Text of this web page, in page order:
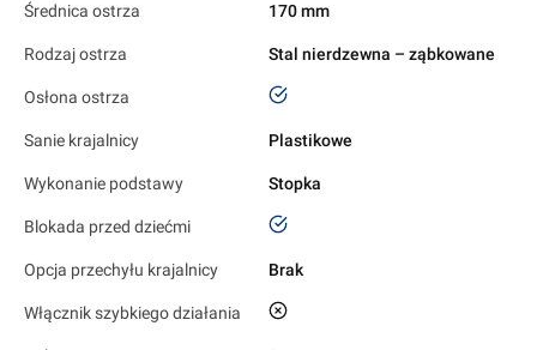
Średnica ostrza 170 mm
Rodzaj ostrza Stal nierdzewna – ząbkowane
Osłona ostrza tak
Sanie krajalnicy Plastikowe
Wykonanie podstawy Stopka
Blokada przed dziećmi tak
Opcja przechyłu krajalnicy Brak
Włącznik szybkiego działania nie